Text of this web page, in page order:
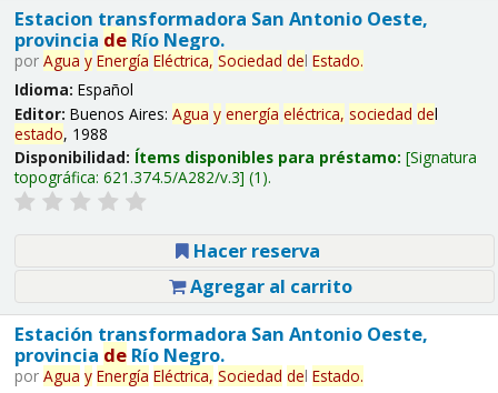
Estacion transformadora San Antonio Oeste,
provincia deRío Negro.
por Agua y Energía Eléctrica, Sociedad del Estado.
Idioma: Español
Editor: Buenos Aires: Agua y energía eléctrica, sociedad del
estado, 1988
Disponibilidad: Ítems disponibles para préstamo: Signatura
topográfica: 621.374.5/A282/v.3 (1).
Hacer reserva
Agregar al carrito
Estación transformadora San Antonio Oeste,
provincia deRío Negro.
por Agua y Energía Eléctrica, Sociedad del Estado.